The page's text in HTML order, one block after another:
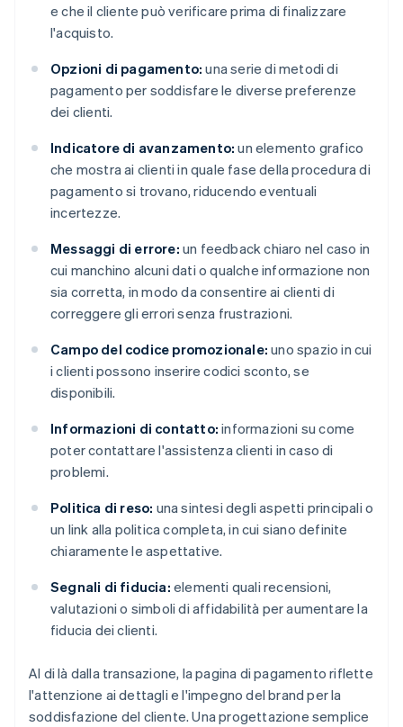
e che il cliente può verificare prima di finalizzare
l'acquisto.
Opzioni di pagamento: una serie di metodi di
pagamento per soddisfare le diverse preferenze
dei clienti.
Indicatore di avanzamento: un elemento grafico
che mostra ai clienti in quale fase della procedura di
pagamento si trovano, riducendo eventuali
incertezze.
Messaggi di errore: un feedback chiaro nel caso in
cui manchino alcuni dati o qualche informazione non
sia corretta, in modo da consentire ai clienti di
correggere gli errori senza frustrazioni.
Campo del codice promozionale: uno spazio in cui
i clienti possono inserire codici sconto, se
disponibili.
Informazioni di contatto: informazioni su come
poter contattare l'assistenza clienti in caso di
problemi.
Politica di reso: una sintesi degli aspetti principali o
un link alla politica completa, in cui siano definite
chiaramente le aspettative.
Segnali di fiducia: elementi quali recensioni,
valutazioni o simboli di affidabilità per aumentare la
fiducia dei clienti.
Al di là dalla transazione, la pagina di pagamento riflette
l'attenzione ai dettagli e l'impegno del brand per la
soddisfazione del cliente. Una progettazione semplice